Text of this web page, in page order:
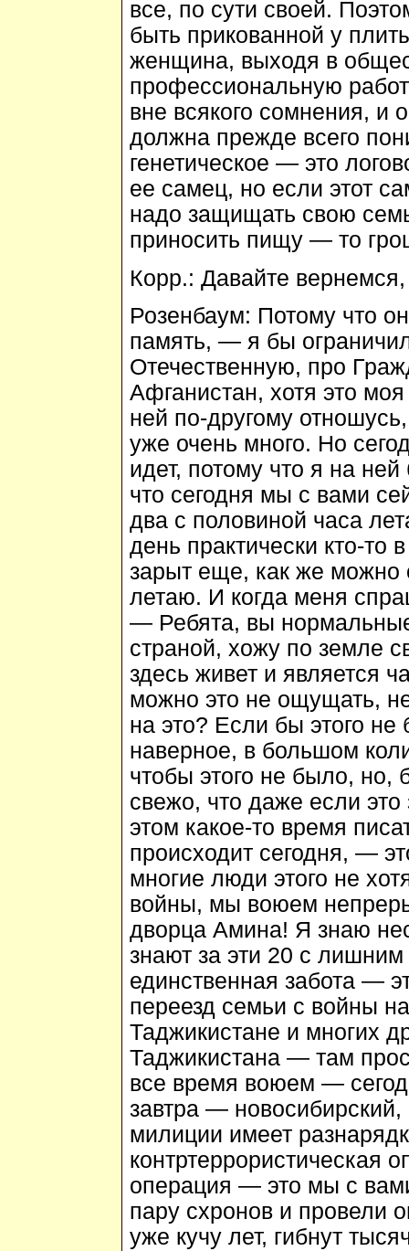
все, по сути своей.
быть прикованной у
женщина, выходя в
профессиональную
вне всякого сомнения, и
должна прежде всего
генетическое — это
ее самец, но если этот
надо защищать свою
приносить пищу — то
Корр.: Давайте
Розенбаум: Потому что
память, — я бы
Отечественную, про
Афганистан, хотя это
ней по-другому
уже очень много. Но
идет, потому что я на
что сегодня мы с вами
два с половиной часа
день практически кто-
зарыт еще, как же можно
летаю. И когда меня
— Ребята, вы
страной, хожу по земле
здесь живет и является
можно это не ощущать,
на это? Если бы этого
наверное, в большом
чтобы этого не было, но,
свежо, что даже если это
этом какое-то время
происходит сегодня, —
многие люди этого не
войны, мы воюем
дворца Амина! Я знаю
знают за эти 20 с
единственная забота —
переезд семьи с войны
Таджикистане и многих
Таджикистана — там
все время воюем —
завтра —
милиции имеет
контртеррористическая
операция — это мы с
пару схронов и провели
уже кучу лет, гибнут